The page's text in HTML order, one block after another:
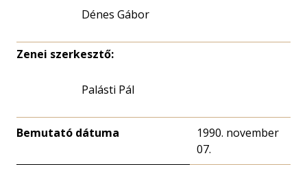
Dénes Gábor
Zenei szerkesztő:
Palásti Pál
Bemutató dátuma
1990. november
07.